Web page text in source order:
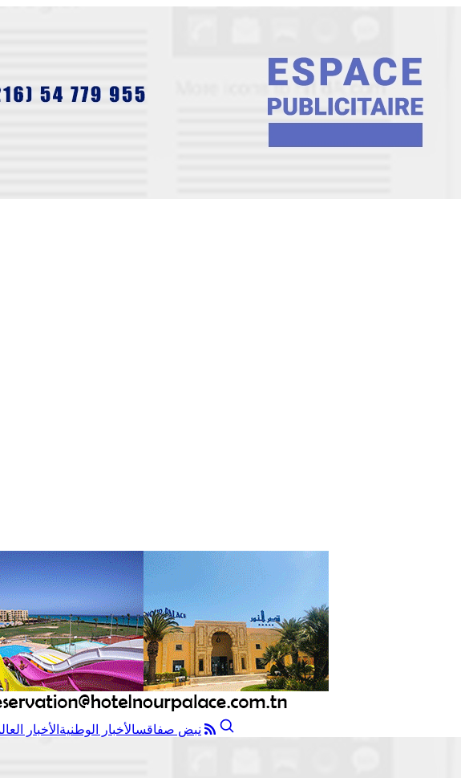
نبض صفاقسالأخبار الوطنية الأخبار